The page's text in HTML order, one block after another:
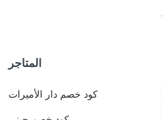
المتاجر
كود خصم دار الأميرات